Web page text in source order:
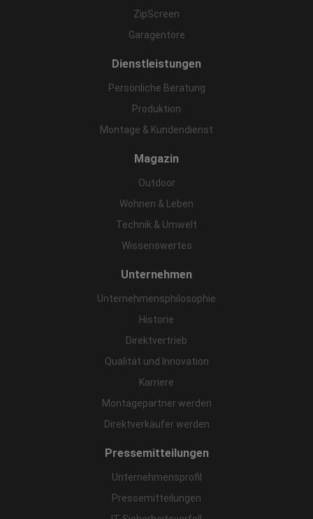
ZipScreen
Garagentore
Dienstleistungen
Persönliche Beratung
Produktion
Montage & Kundendienst
Magazin
Outdoor
Wohnen & Leben
Technik & Umwelt
Wissenswertes
Unternehmen
Unternehmensphilosophie
Historie
Direktvertrieb
Qualität und Innovation
Karriere
Montagepartner werden
Direktverkäufer werden
Pressemitteilungen
Unternehmensprofil
Pressemitteilungen